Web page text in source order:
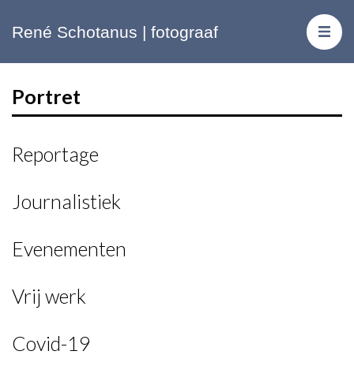
René Schotanus | fotograaf
Portret
Reportage
Journalistiek
Evenementen
Vrij werk
Covid-19